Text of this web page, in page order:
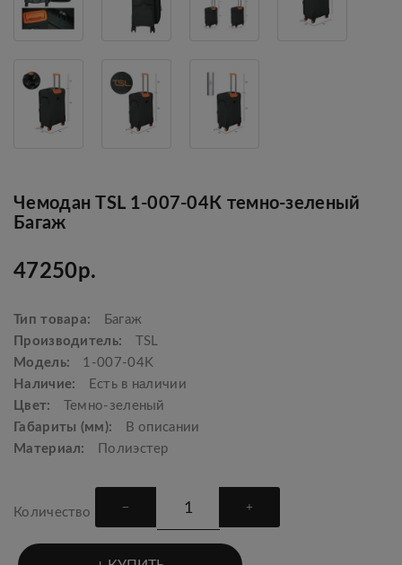
Чемодан TSL 1-007-04К темно-зеленый
Багаж
47250р.
Тип товара:
Багаж
Производитель:
TSL
Модель:
1-007-04K
Наличие:
Есть в наличии
Цвет:
Темно-зеленый
Габариты (мм):
В описании
Материал:
Полиэстер
Количество